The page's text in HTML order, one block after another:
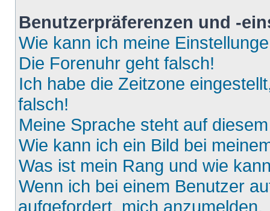
Benutzerpräferenzen und -
Wie kann ich meine
Die Forenuhr geht falsch!
Ich habe die Zeitzone
falsch!
Meine Sprache steht auf
Wie kann ich ein Bild bei
Was ist mein Rang und wie
Wenn ich bei einem Benutzer
aufgefordert, mich anzumelden.